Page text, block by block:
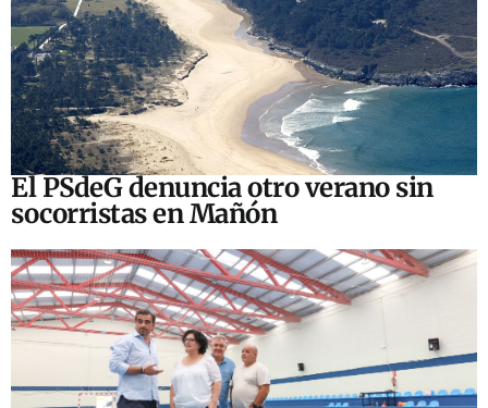
El PSdeG denuncia otro verano sin
socorristas en Mañón